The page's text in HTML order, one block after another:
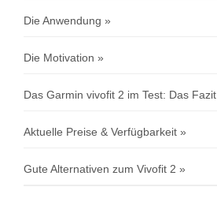
Die Anwendung
Die Motivation
Das Garmin vivofit 2 im Test: Das Fazit
Aktuelle Preise & Verfügbarkeit
Gute Alternativen zum Vivofit 2